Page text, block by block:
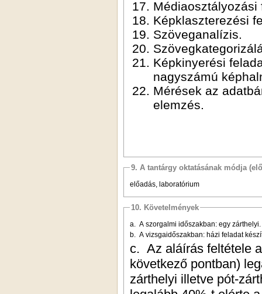
Médiaosztályozási
Képklaszterezési
Szöveganalízis.
Képkinyerési
nagyszámú
Mérések az
elemzés.
9. A tantárgy oktatásának módja
előadás, laboratórium
10. Követelmények
a. A szorgalmi időszakban: egy zárthelyi.
b. A vizsgaidőszakban: házi feladat
c. Az aláírás feltétele
következő pontban)
zárthelyi illetve pót-